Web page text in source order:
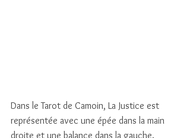
Dans le Tarot de Camoin, La Justice est
représentée avec une épée dans la main
droite et une balance dans la gauche.